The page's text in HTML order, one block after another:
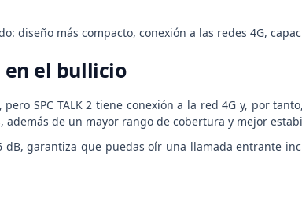
diseño más compacto, conexión a las redes 4G,
en el bullicio
SPC TALK 2 tiene conexión a la red 4G y, por
de un mayor rango de cobertura y mejor
dB, garantiza que puedas oír una llamada entrante